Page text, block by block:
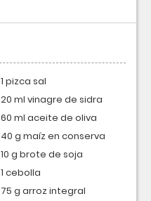
1 pizca sal
20 ml vinagre de sidra
60 ml aceite de oliva
40 g maíz en conserva
10 g brote de soja
1 cebolla
75 g arroz integral